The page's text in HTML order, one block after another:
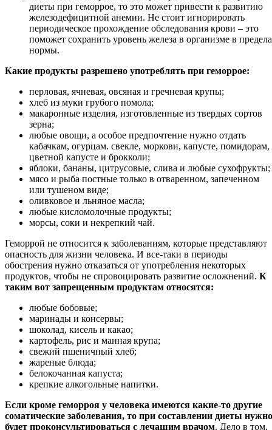
диеты при геморрое, то это может привести к развитию
железодефицитной анемии. Не стоит игнорировать
периодическое прохождение обследования крови – это
поможет сохранить уровень железа в организме в
нормы.
Какие продукты разрешено употреблять при геморрое:
перловая, ячневая, овсяная и гречневая крупы;
хлеб из муки грубого помола;
макаронные изделия, изготовленные из твердых сортов
зерна;
любые овощи, а особое предпочтение нужно отдать
кабачкам, огурцам. свекле, моркови, капусте, помидорам,
цветной капусте и брокколи;
яблоки, бананы, цитрусовые, слива и любые сухофрукты;
мясо и рыба постные только в отваренном, запеченном
или тушеном виде;
оливковое и льняное масла;
любые кисломолочные продукты;
морсы, соки и некрепкий чай.
Геморрой не относится к заболеваниям, которые представляют
опасность для жизни человека. И все-таки в периоды
обострения нужно отказаться от употребления некоторых
продуктов, чтобы не спровоцировать развитие осложнений. К
таким вот запрещенным продуктам относятся:
любые бобовые;
маринады и консервы;
шоколад, кисель и какао;
картофель, рис и манная крупа;
свежий пшеничный хлеб;
жареные блюда;
белокочанная капуста;
крепкие алкогольные напитки.
Если кроме геморроя у человека имеются какие-то другие
соматические заболевания, то при составлении диеты нужно
будет проконсультироваться с лечащим врачом. Дело в том,